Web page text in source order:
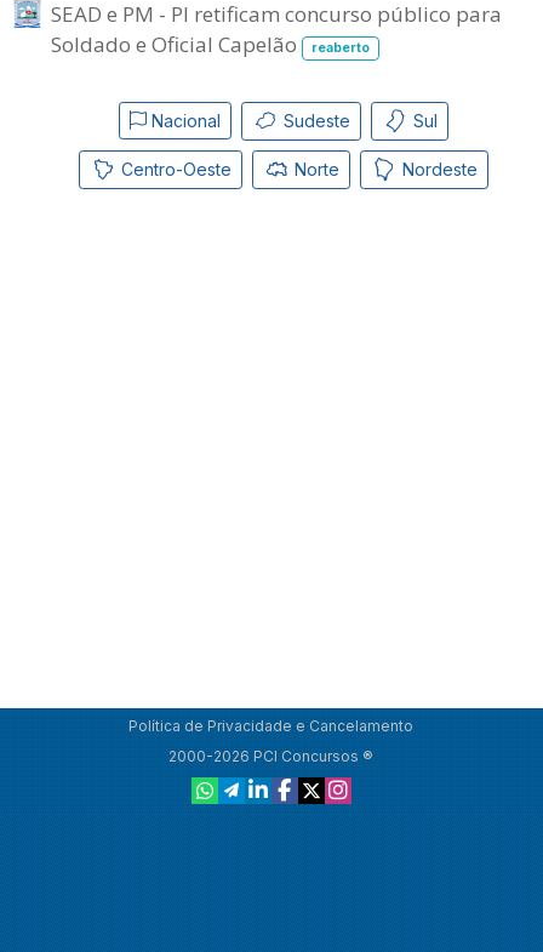
SEAD e PM - PI retificam concurso público para
Soldado e Oficial Capelão
reaberto
Nacional Sudeste Sul
Centro-Oeste Norte Nordeste
Política de Privacidade e Cancelamento
2000-2026 PCI Concursos ®